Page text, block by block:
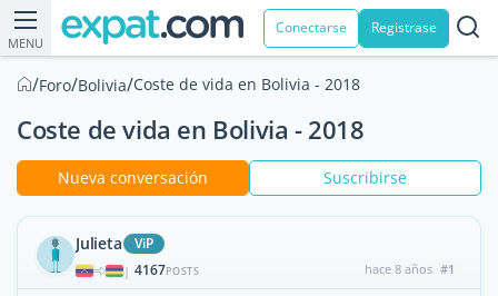
MENU
Conectarse Registrase
/Foro/Bolivia/Coste de vida en Bolivia - 2018
Coste de vida en Bolivia - 2018
Nueva conversación Suscribirse
Julieta ViP
| 4167POSTS hace 8 años #1